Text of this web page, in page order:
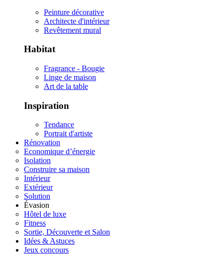
Peinture décorative
Architecte d'intérieur
Revêtement mural
Habitat
Fragrance - Bougie
Linge de maison
Art de la table
Inspiration
Tendance
Portrait d'artiste
Rénovation
Economique d’énergie
Isolation
Construire sa maison
Intérieur
Extérieur
Solution
Évasion
Hôtel de luxe
Fitness
Sortie, Découverte et Salon
Idées & Astuces
Jeux concours